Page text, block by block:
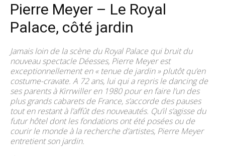
Pierre Meyer – Le Royal
Palace, côté jardin
Jamais loin de la scène du Royal Palace qui bruit du
nouveau spectacle Déesses, Pierre Meyer est
exceptionnellement en « tenue de jardin » plutôt qu’en
costume-cravate. A 72 ans, lui qui a repris le dancing de
ses parents à Kirrwiller en 1980 pour en faire l’un des
plus grands cabarets de France, s’accorde des pauses
tout en restant à l’affût des nouveautés. Qu’il s’agisse du
futur hôtel dont les fondations ont été posées ou de
courir le monde à la recherche d’artistes, Pierre Meyer
entretient son jardin.